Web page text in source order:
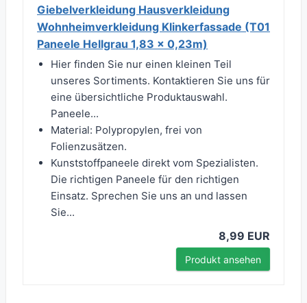
Giebelverkleidung Hausverkleidung
Wohnheimverkleidung Klinkerfassade (T01
Paneele Hellgrau 1,83 x 0,23m)
Hier finden Sie nur einen kleinen Teil
unseres Sortiments. Kontaktieren Sie uns für
eine übersichtliche Produktauswahl.
Paneele...
Material: Polypropylen, frei von
Folienzusätzen.
Kunststoffpaneele direkt vom Spezialisten.
Die richtigen Paneele für den richtigen
Einsatz. Sprechen Sie uns an und lassen
Sie...
8,99 EUR
Produkt ansehen